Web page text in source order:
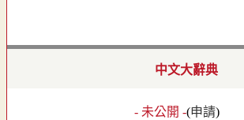
中文大辭典
- 未公開 -(申請)